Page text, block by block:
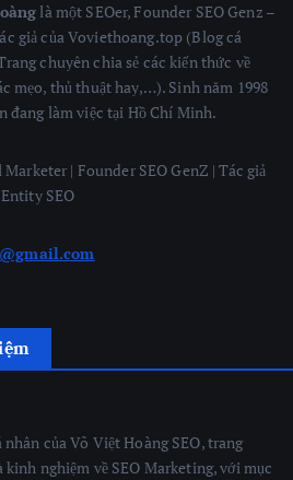
là một SEOer, Founder SEO Genz –
giả của Voviethoang.top (Blog cá
chuyên chia sẻ các kiến thức về
mẹo, thủ thuật hay,…). Sinh năm 1998
đang làm việc tại Hồ Chí Minh.
| Founder SEO GenZ | Tác giả
SEO
của Võ Việt Hoàng SEO, trang
nghiệm về SEO Marketing, với mục